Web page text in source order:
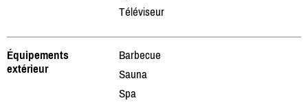
Téléviseur
Équipements
extérieur
Barbecue
Sauna
Spa